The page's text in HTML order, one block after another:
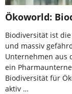
Ökoworld:
Biodiversität ist
und massiv
Unternehmen aus
ein
Biodiversität für
aktiv …